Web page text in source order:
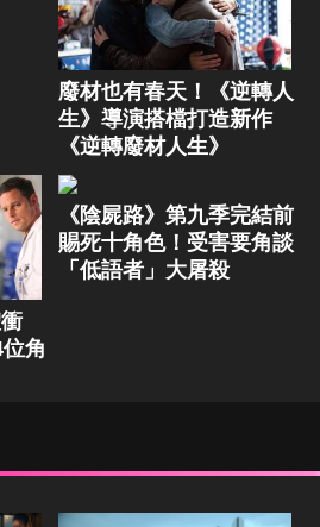
廢材也有春天！《逆轉人
生》導演搭檔打造新作
《逆轉廢材人生》
角
《陰屍路》第九季完結前
賜死十角色！受害要角談
「低語者」大屠殺